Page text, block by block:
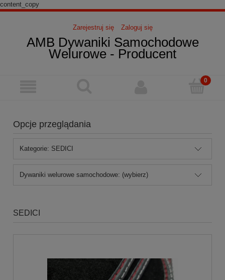
content_copy
Zarejestruj się Zaloguj się
AMB Dywaniki Samochodowe
Welurowe - Producent
Opcje przeglądania
Kategorie: SEDICI
Dywaniki welurowe samochodowe: (wybierz)
SEDICI